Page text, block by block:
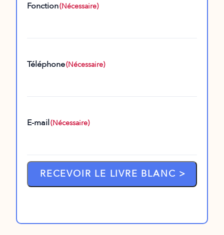
Fonction(Nécessaire)
Téléphone(Nécessaire)
E-mail(Nécessaire)